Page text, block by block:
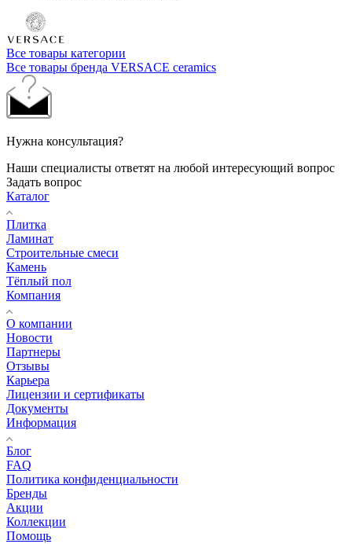
Все товары категории
Все товары бренда VERSACE ceramics
Нужна консультация?
Наши специалисты ответят на любой интересующий вопрос
Задать вопрос
Каталог
Плитка
Ламинат
Строительные смеси
Камень
Тёплый пол
Компания
О компании
Новости
Партнеры
Отзывы
Карьера
Лицензии и сертификаты
Документы
Информация
Блог
FAQ
Политика конфиденциальности
Бренды
Акции
Коллекции
Помощь